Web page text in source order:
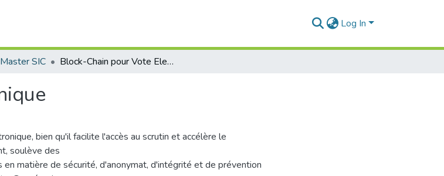
Log In
Master SIC Block-Chain pour Vote Electronique
bien qu'il facilite l'accès au scrutin et accélère le
soulève des
en matière de sécurité, d'anonymat, d'intégrité et de prévention